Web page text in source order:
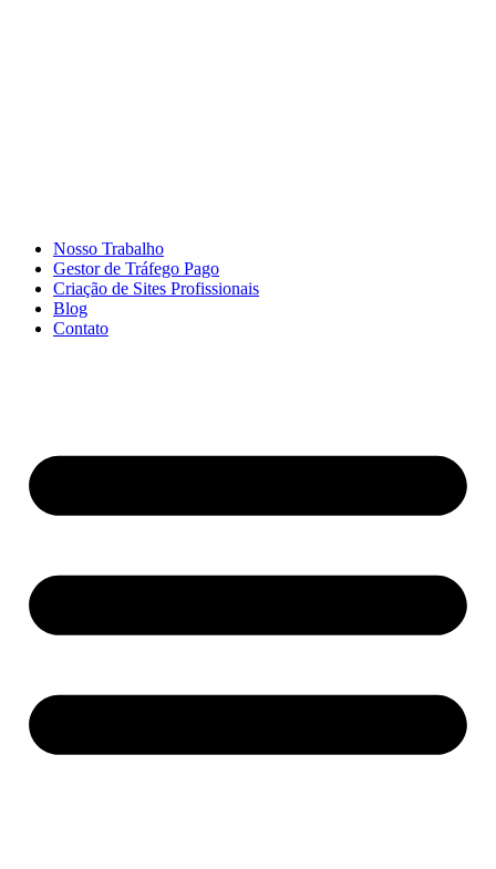
Nosso Trabalho
Gestor de Tráfego Pago
Criação de Sites Profissionais
Blog
Contato